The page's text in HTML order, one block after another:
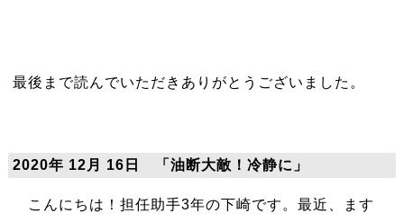
最後まで読んでいただきありがとうございました。
2020年 12月 16日 「油断大敵！冷静に」
こんにちは！担任助手3年の下崎です。最近、ます